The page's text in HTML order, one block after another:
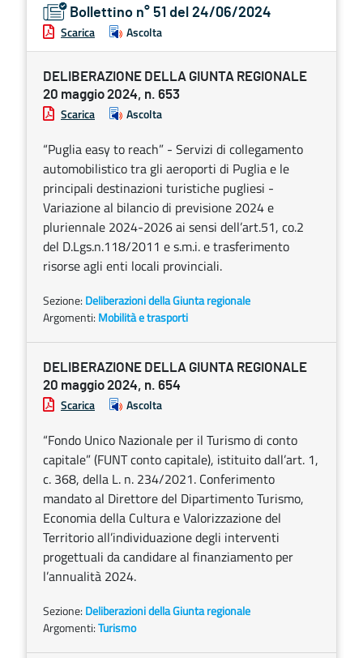
Bollettino n° 51 del 24/06/2024
Scarica Ascolta
DELIBERAZIONE DELLA GIUNTA REGIONALE
20 maggio 2024, n. 653
Scarica Ascolta
“Puglia easy to reach” - Servizi di collegamento
automobilistico tra gli aeroporti di Puglia e le
principali destinazioni turistiche pugliesi -
Variazione al bilancio di previsione 2024 e
pluriennale 2024-2026 ai sensi dell’art.51, co.2
del D.Lgs.n.118/2011 e s.m.i. e trasferimento
risorse agli enti locali provinciali.
Sezione: Deliberazioni della Giunta regionale
Argomenti: Mobilità e trasporti
DELIBERAZIONE DELLA GIUNTA REGIONALE
20 maggio 2024, n. 654
Scarica Ascolta
“Fondo Unico Nazionale per il Turismo di conto
capitale” (FUNT conto capitale), istituito dall’art. 1,
c. 368, della L. n. 234/2021. Conferimento
mandato al Direttore del Dipartimento Turismo,
Economia della Cultura e Valorizzazione del
Territorio all’individuazione degli interventi
progettuali da candidare al finanziamento per
l’annualità 2024.
Sezione: Deliberazioni della Giunta regionale
Argomenti:Turismo